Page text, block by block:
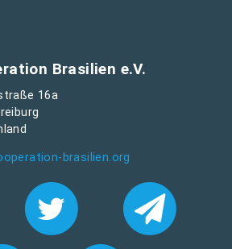
Brasilien e.V.
16a
brasilien.org